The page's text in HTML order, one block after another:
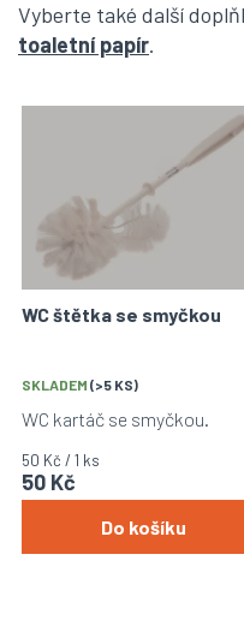
Vyberte také další
toaletní papír.
WC štětka se smyčkou
SKLADEM (>5 KS)
50 Kč
Měrná
cena:
50 Kč / 1 ks
Do košíku
WC kartáč se smyčkou.